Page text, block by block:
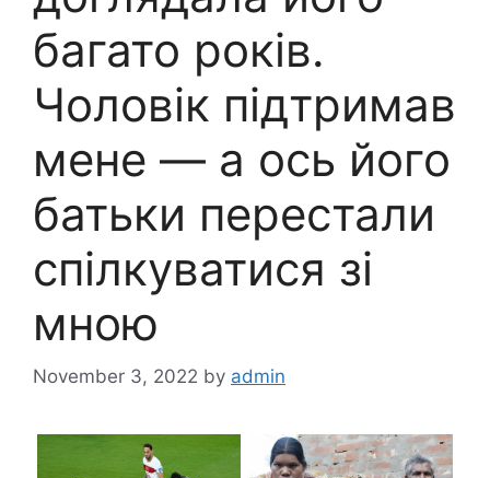
багато років.
Чоловік підтримав
мене — а ось його
батьки перестали
спілкуватися зі
мною
November 3, 2022 by admin